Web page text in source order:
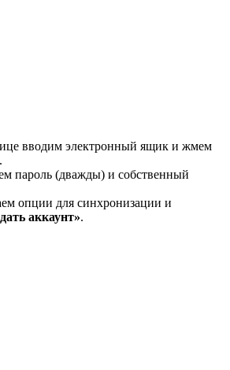
вводим электронный ящик и жмем
.
пароль (дважды) и собственный
опции для синхронизации и
аккаунт».